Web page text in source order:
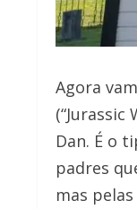
Agora
Dan. É o
padres
mas